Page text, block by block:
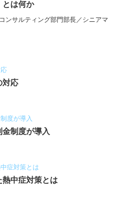
とは何か
ンサルティング部門部長／シニアマ
対応
制度が導入
中症対策とは